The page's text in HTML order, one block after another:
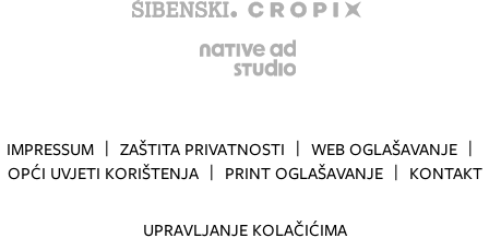
IMPRESSUM ZAŠTITA PRIVATNOSTI
WEB OGLAŠAVANJE
OPĆI UVJETI KORIŠTENJA
PRINT OGLAŠAVANJE KONTAKT
UPRAVLJANJE KOLAČIĆIMA